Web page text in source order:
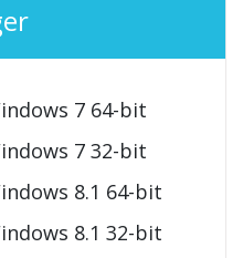
7 64-bit
7 32-bit
8.1 64-bit
8.1 32-bit